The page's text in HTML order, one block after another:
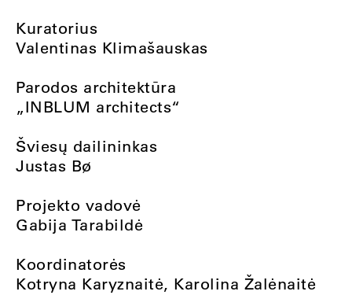
Kuratorius
Valentinas Klimašauskas
Parodos architektūra
„INBLUM architects“
Šviesų dailininkas
Justas Bø
Projekto vadovė
Gabija Tarabildė
Koordinatorės
Kotryna Karyznaitė, Karolina Žalėnaitė